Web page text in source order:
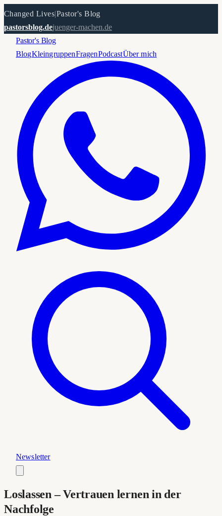
Changed Lives|Pastor's Blog
pastorsblog.dejuenger-machen.de
Pastor's Blog
BlogKleingruppenFragenPodcastÜber mich
Newsletter
Loslassen – Vertrauen lernen in der
Nachfolge